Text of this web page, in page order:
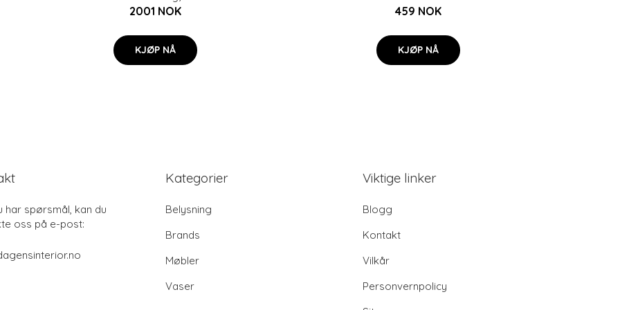
2001 NOK
KJØP NÅ
459 NOK
KJØP NÅ
har spørsmål, kan du
oss på e-post:
Kategorier
Belysning
Brands
Møbler
Vaser
Viktige linker
Blogg
Kontakt
Vilkår
Personvernpolicy